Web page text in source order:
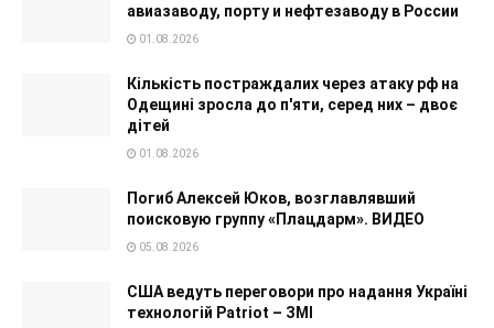
авиазаводу, порту и нефтезаводу в России
01.08.2026
Кількість постраждалих через атаку рф на
Одещині зросла до п'яти, серед них – двоє
дітей
01.08.2026
Погиб Алексей Юков, возглавлявший
поисковую группу «Плацдарм». ВИДЕО
05.08.2026
США ведуть переговори про надання Україні
технологій Patriot – ЗМІ